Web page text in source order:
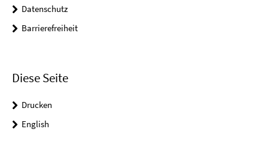
Datenschutz
Barrierefreiheit
Diese Seite
Drucken
English